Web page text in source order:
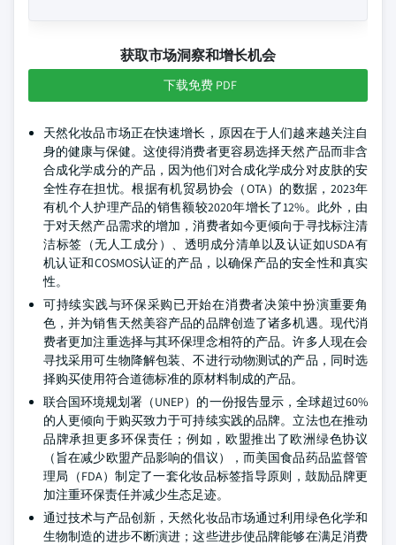
获取市场洞察和增长机会
下载免费 PDF
天然化妆品市场正在快速增长，原因在于人们越来越关注自
身的健康与保健。这使得消费者更容易选择天然产品而非含
合成化学成分的产品，因为他们对合成化学成分对皮肤的安
全性存在担忧。根据有机贸易协会（OTA）的数据，2023年
有机个人护理产品的销售额较2020年增长了12%。此外，由
于对天然产品需求的增加，消费者如今更倾向于寻找标注清
洁标签（无人工成分）、透明成分清单以及认证如USDA有
机认证和COSMOS认证的产品，以确保产品的安全性和真实
性。
可持续实践与环保采购已开始在消费者决策中扮演重要角
色，并为销售天然美容产品的品牌创造了诸多机遇。现代消
费者更加注重选择与其环保理念相符的产品。许多人现在会
寻找采用可生物降解包装、不进行动物测试的产品，同时选
择购买使用符合道德标准的原材料制成的产品。
联合国环境规划署（UNEP）的一份报告显示，全球超过60%
的人更倾向于购买致力于可持续实践的品牌。立法也在推动
品牌承担更多环保责任；例如，欧盟推出了欧洲绿色协议
（旨在减少欧盟产品影响的倡议），而美国食品药品监督管
理局（FDA）制定了一套化妆品标签指导原则，鼓励品牌更
加注重环保责任并减少生态足迹。
通过技术与产品创新，天然化妆品市场通过利用绿色化学和
生物制造的进步不断演进；这些进步使品牌能够在满足消费